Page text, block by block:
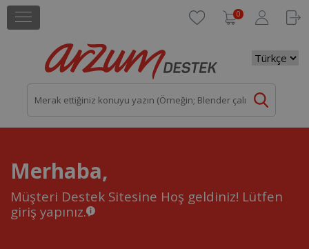
0
Merhaba,
Müşteri Destek Sitesine Hoş geldiniz! Lütfen
giriş yapınız.